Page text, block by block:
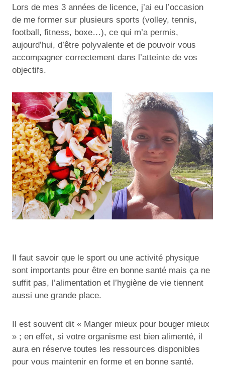
Lors de mes 3 années de licence, j’ai eu l’occasion
de me former sur plusieurs sports (volley, tennis,
football, fitness, boxe…), ce qui m’a permis,
aujourd’hui, d’être polyvalente et de pouvoir vous
accompagner correctement dans l’atteinte de vos
objectifs.
Il faut savoir que le sport ou une activité physique
sont importants pour être en bonne santé mais ça ne
suffit pas, l’alimentation et l’hygiène de vie tiennent
aussi une grande place.
Il est souvent dit « Manger mieux pour bouger mieux
» ; en effet, si votre organisme est bien alimenté, il
aura en réserve toutes les ressources disponibles
pour vous maintenir en forme et en bonne santé.